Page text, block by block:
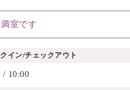
満室です
イン/チェックアウト
/ 10:00